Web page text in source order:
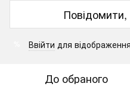
Повідомити,
Ввійти для
До обраного